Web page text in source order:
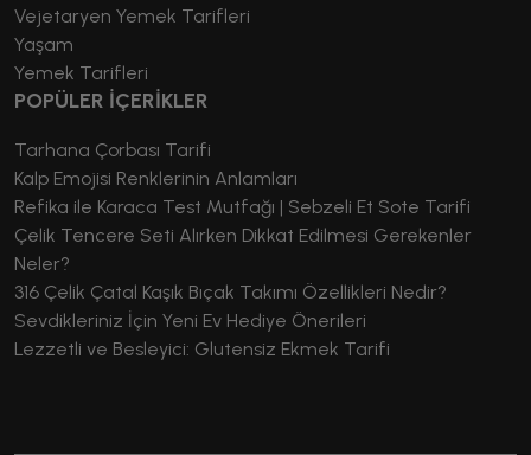
Vejetaryen Yemek Tarifleri
Yaşam
Yemek Tarifleri
POPÜLER İÇERİKLER
Tarhana Çorbası Tarifi
Kalp Emojisi Renklerinin Anlamları
Refika ile Karaca Test Mutfağı | Sebzeli Et Sote Tarifi
Çelik Tencere Seti Alırken Dikkat Edilmesi Gerekenler
Neler?
316 Çelik Çatal Kaşık Bıçak Takımı Özellikleri Nedir?
Sevdikleriniz İçin Yeni Ev Hediye Önerileri
Lezzetli ve Besleyici: Glutensiz Ekmek Tarifi